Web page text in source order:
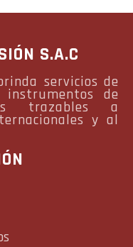
S.A.C
servicios de
de
trazables a
y al